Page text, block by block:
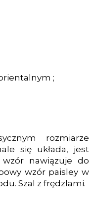
;
rozmiarze
się układa, jest
nawiązuje do
wzór paisley w
Szal z frędzlami.